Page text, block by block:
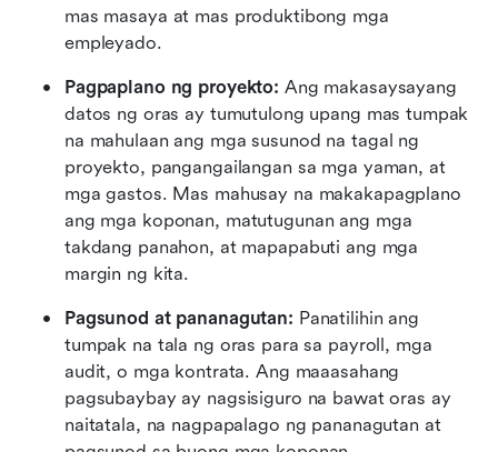
mas masaya at mas produktibong mga
empleyado.
Pagpaplano ng proyekto: Ang makasaysayang
datos ng oras ay tumutulong upang mas tumpak
na mahulaan ang mga susunod na tagal ng
proyekto, pangangailangan sa mga yaman, at
mga gastos. Mas mahusay na makakapagplano
ang mga koponan, matutugunan ang mga
takdang panahon, at mapapabuti ang mga
margin ng kita.
Pagsunod at pananagutan: Panatilihin ang
tumpak na tala ng oras para sa payroll, mga
audit, o mga kontrata. Ang maaasahang
pagsubaybay ay nagsisiguro na bawat oras ay
naitatala, na nagpapalago ng pananagutan at